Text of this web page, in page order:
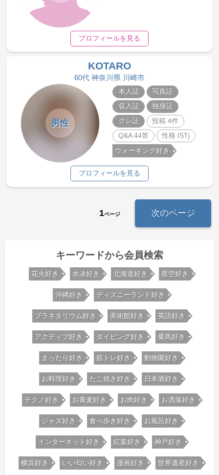
プロフィールを見る
KOTARO
60代 神奈川県 川崎市
男性
本人証
写真証
収入証
独身証
クレ証
投稿 4件
Q&A 44答
性格 ISTj
ウォーキング好き
プロフィールを見る
1ページ 次のページ
キーワードから会員検索
花火好き 水泳好き 北海道好き 星空好き
沖縄好き ディズニーランド好き
プラネタリウム好き 美術館好き 英語好き
アクティブ好き ダイビング好き 乗馬好き
まったり好き 筋トレ好き 動物園好き
お料理好き たこ焼き好き 日本酒好き
テクノ好き お蕎麦好き お肉好き お洒落好き
ジャズ好き 食べ歩き好き お風呂好き
インターネット好き 紅葉好き 神戸好き
横浜好き いい匂い好き 漫画好き 世界遺産好き